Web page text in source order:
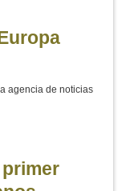
agencia de noticias
primer